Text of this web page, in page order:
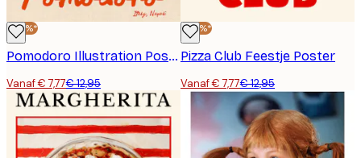
-40%*
Pomodoro Illustration Poster
Vanaf € 7,77€ 12,95
-40%*
Pizza Club Feestje Poster
Vanaf € 7,77€ 12,95